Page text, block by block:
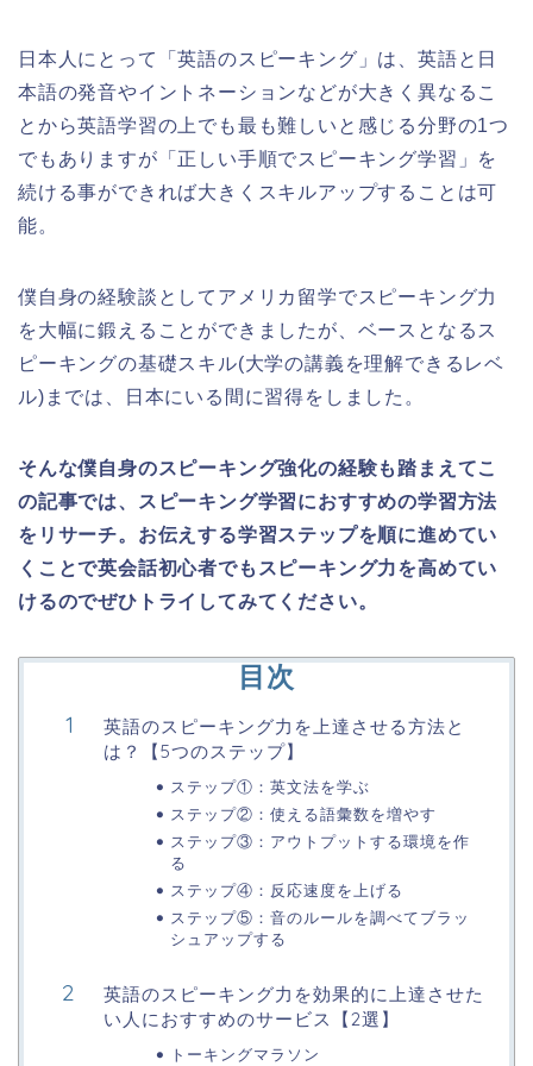
日本人にとって「英語のスピーキング」は、英語と日
本語の発音やイントネーションなどが大きく異なるこ
とから英語学習の上でも最も難しいと感じる分野の1つ
でもありますが「正しい手順でスピーキング学習」を
続ける事ができれば大きくスキルアップすることは可
能。
僕自身の経験談としてアメリカ留学でスピーキング力
を大幅に鍛えることができましたが、ベースとなるス
ピーキングの基礎スキル(大学の講義を理解できるレベ
ル)までは、日本にいる間に習得をしました。
そんな僕自身のスピーキング強化の経験も踏まえてこ
の記事では、スピーキング学習におすすめの学習方法
をリサーチ。お伝えする学習ステップを順に進めてい
くことで英会話初心者でもスピーキング力を高めてい
けるのでぜひトライしてみてください。
目次
英語のスピーキング力を上達させる方法と
は？【5つのステップ】
ステップ①：英文法を学ぶ
ステップ②：使える語彙数を増やす
ステップ③：アウトプットする環境を作
る
ステップ④：反応速度を上げる
ステップ⑤：音のルールを調べてブラッ
シュアップする
英語のスピーキング力を効果的に上達させた
い人におすすめのサービス【2選】
トーキングマラソン